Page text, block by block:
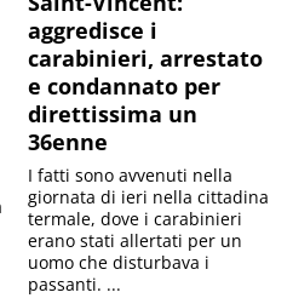
aggredisce i
carabinieri, arrestato
e condannato per
direttissima un
36enne
I fatti sono avvenuti nella
giornata di ieri nella cittadina
termale, dove i carabinieri
erano stati allertati per un
uomo che disturbava i
passanti. ...